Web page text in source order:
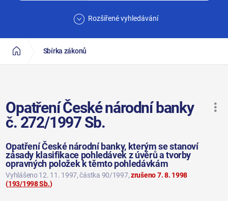
Rozšířené vyhledávání
Sbírka zákonů
Opatření České národní banky
č. 272/1997 Sb.
Opatření České národní banky, kterým se stanoví
zásady klasifikace pohledávek z úvěrů a tvorby
opravných položek k těmto pohledávkám
Vyhlášeno 12. 11. 1997, částka 90/1997,zrušeno 7. 8. 1998
(193/1998 Sb.)